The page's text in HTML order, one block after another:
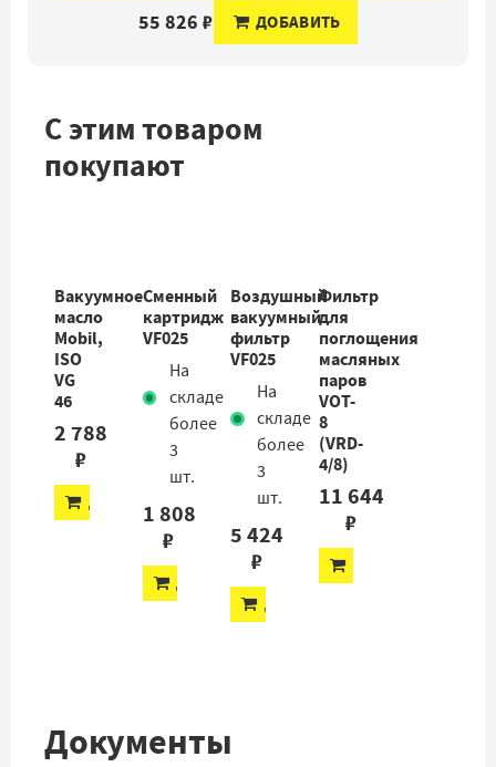
55 826 ₽ ДОБАВИТЬ
С этим товаром
покупают
Вакуумное
масло
Mobil,
ISO
VG
46
2 788
₽
ДОБАВИТЬ
Сменный
картридж
VF025
На
складе
более
3
шт.
1 808
₽
ДОБАВИТЬ
Воздушный
вакуумный
фильтр
VF025
На
складе
более
3
шт.
5 424
₽
ДОБАВИТЬ
Фильтр
для
поглощения
масляных
паров
VOT-
8
(VRD-
4/8)
11 644
₽
Документы